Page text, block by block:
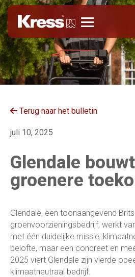
Terug naar het bulletin
juli 10, 2025
Glendale
groenere
Glendale, een toonaangevend Brits
groenvoorzieningsbedrijf, werkt
met één duidelijke missie:
belofte, maar een concreet en
2025 viert Glendale zijn vierde
klimaatneutraal bedrijf.